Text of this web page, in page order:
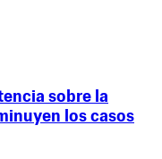
sobre la
los casos